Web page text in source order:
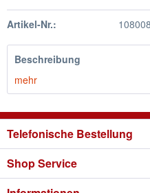
Artikel-Nr.: 108008
Beschreibung
mehr
Telefonische Bestellung
Shop Service